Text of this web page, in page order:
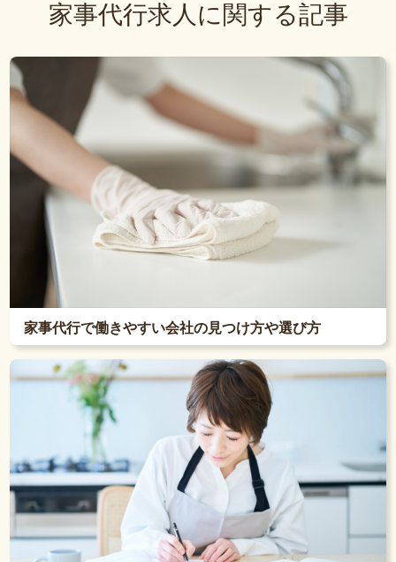
家事代行求人に関する記事
家事代行で働きやすい会社の見つけ方や選び方